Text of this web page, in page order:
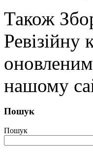
Також
нашому
Пошук
Пошук